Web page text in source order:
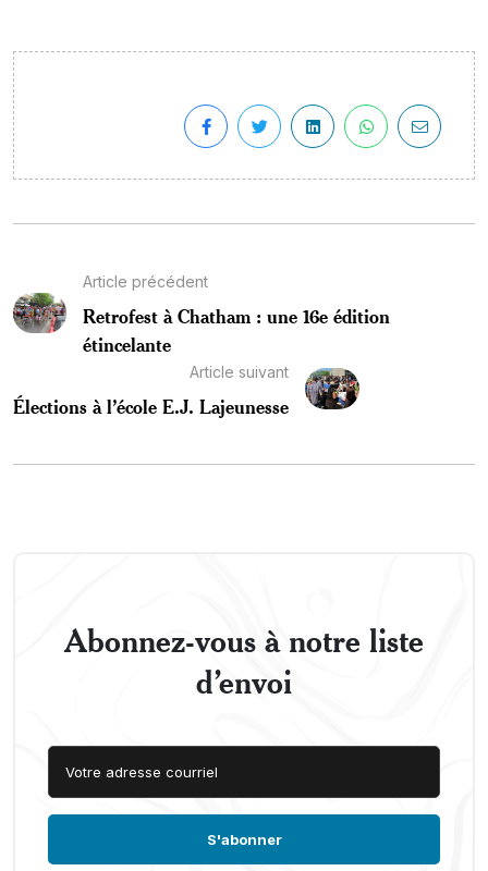
Article précédent
Retrofest à Chatham : une 16e édition
étincelante
Article suivant
Élections à l’école E.J. Lajeunesse
Abonnez-vous à notre liste
d’envoi